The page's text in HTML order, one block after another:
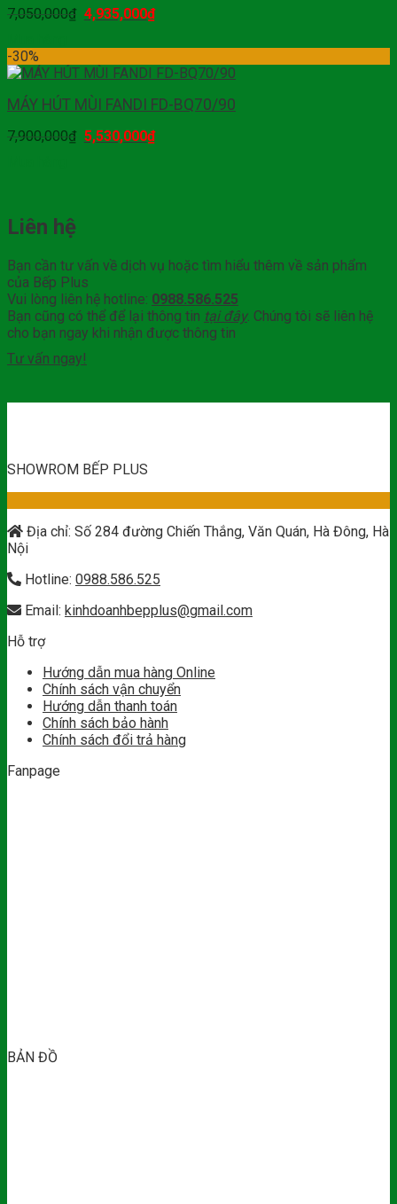
7,050,000₫ 4,935,000₫
-30%
MÁY HÚT MÙI FANDI FD-BQ70/90
7,900,000₫ 5,530,000₫
Liên hệ
Bạn cần tư vấn về dịch vụ hoặc tìm hiểu thêm về sản phẩm
của Bếp Plus
Vui lòng liên hệ hotline: 0988.586.525
Bạn cũng có thể để lại thông tin tại đây. Chúng tôi sẽ liên hệ
cho bạn ngay khi nhận được thông tin
Tư vấn ngay!
SHOWROM BẾP PLUS
Địa chỉ: Số 284 đường Chiến Thắng, Văn Quán, Hà Đông, Hà
Nội
Hotline: 0988.586.525
Email: kinhdoanhbepplus@gmail.com
Hỗ trợ
Hướng dẫn mua hàng Online
Chính sách vận chuyển
Hướng dẫn thanh toán
Chính sách bảo hành
Chính sách đổi trả hàng
Fanpage
BẢN ĐỒ